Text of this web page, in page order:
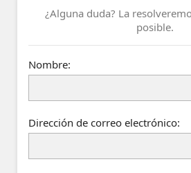
¿Alguna duda? La
posible.
Nombre:
Dirección de correo electrónico: